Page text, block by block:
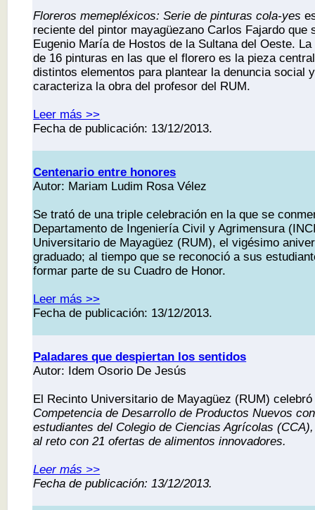
Floreros memepléxicos: Serie de pinturas cola-yes
reciente del pintor mayagüezano Carlos Fajardo que
Eugenio María de Hostos de la Sultana del Oeste.
de 16 pinturas en las que el florero es la pieza
distintos elementos para plantear la denuncia social
caracteriza la obra del profesor del RUM.
Leer más >>
Fecha de publicación: 13/12/2013.
Centenario entre honores
Autor: Mariam Ludim Rosa Vélez
Se trató de una triple celebración en la que se
Departamento de Ingeniería Civil y Agrimensura
Universitario de Mayagüez (RUM), el vigésimo
graduado; al tiempo que se reconoció a sus
formar parte de su Cuadro de Honor.
Leer más >>
Fecha de publicación: 13/12/2013.
Paladares que despiertan los sentidos
Autor: Idem Osorio De Jesús
El Recinto Universitario de Mayagüez (RUM)
Competencia de Desarrollo de Productos Nuevos
estudiantes del Colegio de Ciencias Agrícolas
al reto con 21 ofertas de alimentos innovadores.
Leer más >>
Fecha de publicación: 13/12/2013.